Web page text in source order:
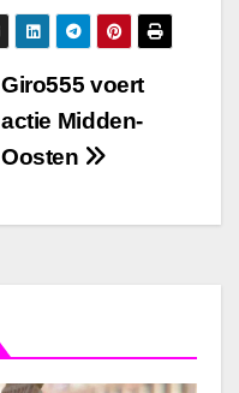
Giro555 voert
actie Midden-
Oosten